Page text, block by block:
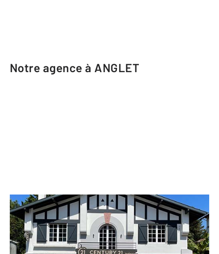
Notre agence à ANGLET
CENTURY 21 Indarra
33 avenue de Bayonne
ANGLET - 64600